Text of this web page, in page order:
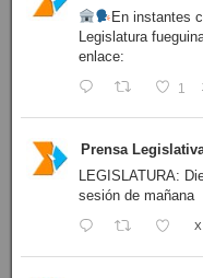
En instantes
Legislatura
enlace:
1
Prensa
LEGISLATURA:
sesión de mañana
X